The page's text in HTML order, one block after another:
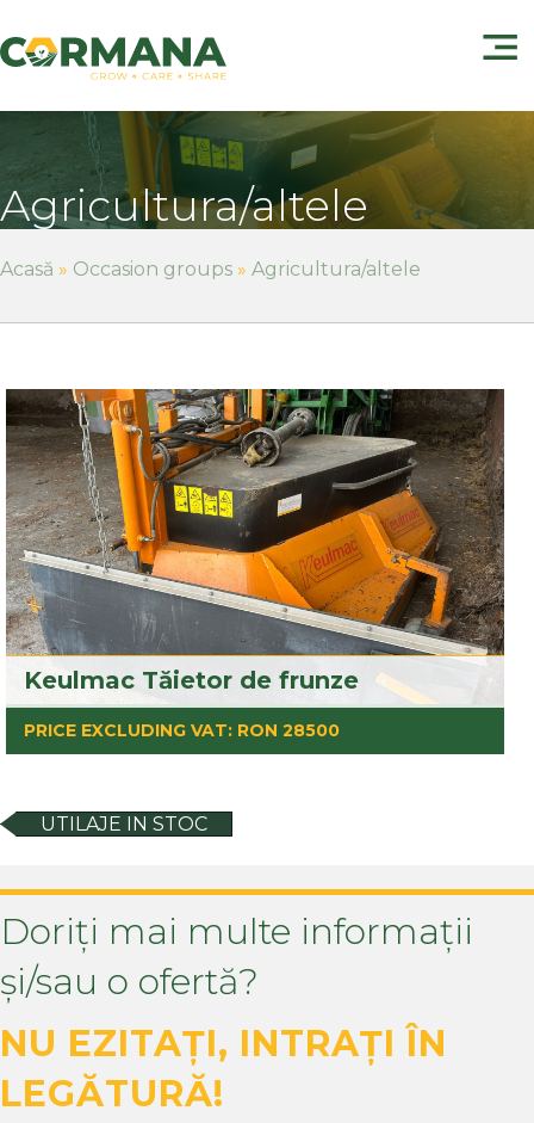
Agricultura/altele
Acasă » Occasion groups » Agricultura/altele
Keulmac Tăietor de frunze
PRICE EXCLUDING VAT: RON 28500
UTILAJE IN STOC
Doriți mai multe informații
și/sau o ofertă?
NU EZITAȚI, INTRAȚI ÎN
LEGĂTURĂ!